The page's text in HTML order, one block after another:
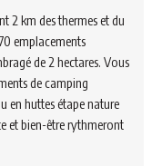
2 km des thermes et du
emplacements
de 2 hectares. Vous
de camping
en huttes étape nature
et bien-être rythmeront